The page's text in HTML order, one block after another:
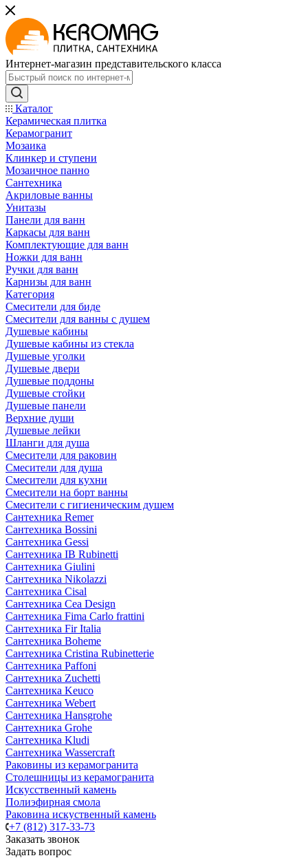
Интернет-магазин представительского класса
Каталог
Керамическая плитка
Керамогранит
Мозаика
Клинкер и ступени
Мозаичное панно
Сантехника
Акриловые ванны
Унитазы
Панели для ванн
Каркасы для ванн
Комплектующие для ванн
Ножки для ванн
Ручки для ванн
Карнизы для ванн
Категория
Смесители для биде
Смесители для ванны с душем
Душевые кабины
Душевые кабины из стекла
Душевые уголки
Душевые двери
Душевые поддоны
Душевые стойки
Душевые панели
Верхние души
Душевые лейки
Шланги для душа
Смесители для раковин
Смесители для душа
Смесители для кухни
Смесители на борт ванны
Смесители с гигиеническим душем
Сантехника Remer
Сантехника Bossini
Сантехника Gessi
Сантехника IB Rubinetti
Сантехника Giulini
Сантехника Nikolazzi
Сантехника Cisal
Сантехника Cea Design
Сантехника Fima Carlo frattini
Сантехника Fir Italia
Сантехника Boheme
Сантехника Cristina Rubinetterie
Сантехника Paffoni
Сантехника Zuchetti
Сантехника Keuco
Сантехника Webert
Сантехника Hansgrohe
Сантехника Grohe
Сантехника Kludi
Сантехника Wassercraft
Раковины из керамогранита
Столешницы из керамогранита
Искусственный камень
Полиэфирная смола
Раковина искуственный камень
+7 (812) 317-33-73
Заказать звонок
Задать вопрос